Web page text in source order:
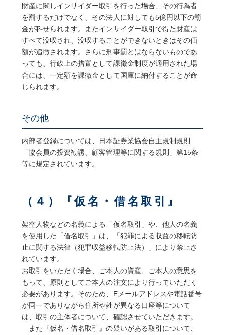
財産に関しインサイダー取引を行った場合、その行為者
を罰するだけでなく、その法人に対しても5億円以下の罰
金が科せられます。またインサイダー取引で得た財産は
すべて没収され、没収することができないときはその価
額が追徴されます。さらに刑事罰とはならないものであ
っても、行政上の措置として課徴金制度が適用された場
合には、一定額を課徴金として国庫に納付することが命
じられます。
その他
内部者登録については、日本証券業協会自主規制規則
「協会員の投資勧誘、顧客管理等に関する規則」第15条
等に規定されています。
（４）『仮名・借名取引』
架空人物などの名義による「仮名取引」や、他人の名義
を使用した「借名取引」は、「犯罪による収益の移転防
止に関する法律（犯罪収益移転防止法）」により禁止さ
れています。
お取引をいただく場合、ご本人の資産、ご本人の意思を
もって、原則としてご本人の注文により行っていただく
必要があります。そのため、Eメールアドレスや電話番号
が同一でありながら住所や姓が異なる口座等について
は、取引の主体者について、確認させていただきます。
また『仮名・借名取引』の疑いがある取引について、